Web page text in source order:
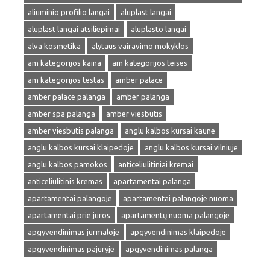
aliuminio profilio langai
aluplast langai
aluplast langai atsiliepimai
aluplasto langai
alva kosmetika
alytaus vairavimo mokyklos
am kategorijos kaina
am kategorijos teises
am kategorijos testas
amber palace
amber palace palanga
amber palanga
amber spa palanga
amber viesbutis
amber viesbutis palanga
anglu kalbos kursai kaune
anglu kalbos kursai klaipedoje
anglu kalbos kursai vilniuje
anglu kalbos pamokos
anticeliulitiniai kremai
anticeliulitinis kremas
apartamentai palanga
apartamentai palangoje
apartamentai palangoje nuoma
apartamentai prie juros
apartamentų nuoma palangoje
apgyvendinimas jurmaloje
apgyvendinimas klaipedoje
apgyvendinimas pajuryje
apgyvendinimas palanga